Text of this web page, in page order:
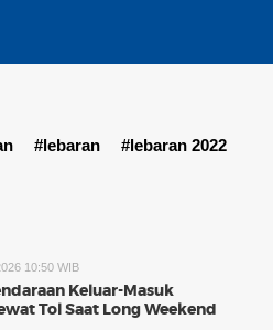
#lebaran
#lebaran 2022
10:50 WIB
Keluar-Masuk
Tol Saat Long Weekend